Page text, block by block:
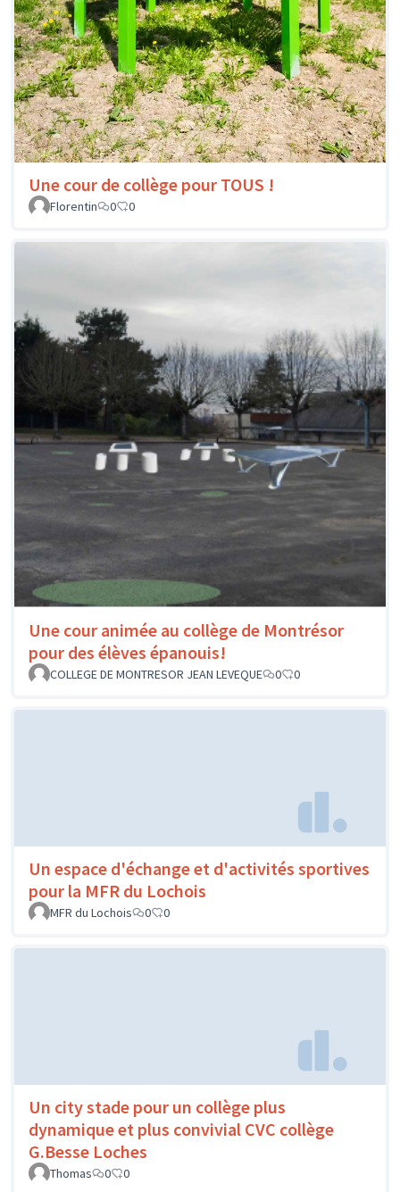
Une cour de collège pour TOUS !
Florentin 0 0
Une cour animée au collège de Montrésor
pour des élèves épanouis!
COLLEGE DE MONTRESOR JEAN LEVEQUE 0 0
Un espace d'échange et d'activités sportives
pour la MFR du Lochois
MFR du Lochois 0 0
Un city stade pour un collège plus
dynamique et plus convivial CVC collège
G.Besse Loches
Thomas 0 0